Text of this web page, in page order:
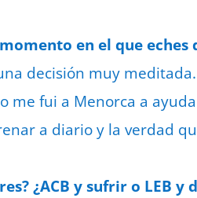
en el que
decisión muy
me fui a Menorca a
a diario y la verdad
¿ACB y sufrir o LEB y